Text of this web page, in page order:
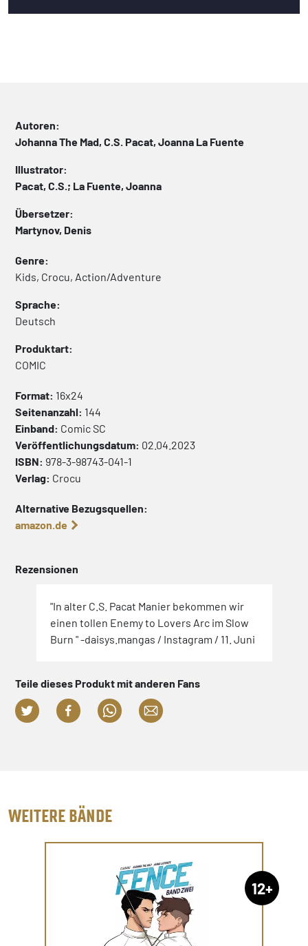
Autoren:
Johanna The Mad, C.S. Pacat, Joanna La Fuente
Illustrator:
Pacat, C.S.; La Fuente, Joanna
Übersetzer:
Martynov, Denis
Genre:
Kids, Crocu, Action/Adventure
Sprache:
Deutsch
Produktart:
COMIC
Format: 16x24
Seitenanzahl: 144
Einband: ComicSC
Veröffentlichungsdatum: 02.04.2023
ISBN: 978-3-98743-041-1
Verlag: Crocu
Alternative Bezugsquellen:
amazon.de
Rezensionen
"In alter C.S. Pacat Manier bekommen wir
einen tollen Enemy to Lovers Arc im Slow
Burn " -daisys.mangas / Instagram / 11. Juni
Teile dieses Produkt mit anderen Fans
WEITERE BÄNDE
12+